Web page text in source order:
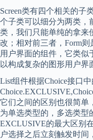
Screen类有四个相关的子
个子类可以细分为两类，
类，我们只能单纯的拿来
改；相对前三者，Form
用户界面的组件，它类似
以构成复杂的图形用户界
List组件根据Choice接口
它们之间的区别也很简单
为单选类型的，多选类型
EXCLUSIVE的最大区别
户选择之后立刻触发时间